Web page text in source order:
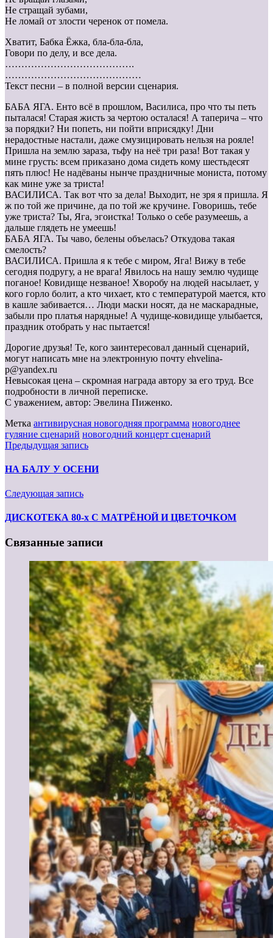
Не стращай зубами,
Не ломай от злости черенок от помела.
Хватит, Бабка Ёжка, бла-бла-бла,
Говори по делу, и все дела.
………………………………….
……………………………………
Текст песни – в полной версии сценария.
БАБА ЯГА. Енто всё в прошлом, Василиса, про что ты петь
пыталася! Старая жисть за чертою осталася! А таперича – что
за порядки? Ни попеть, ни пойти вприсядку! Дни
нерадостные настали, даже смузицировать нельзя на рояле!
Пришла на землю зараза, тьфу на неё три раза! Вот такая у
мине грусть: всем приказано дома сидеть кому шестьдесят
пять плюс! Не надёваны нынче праздничные мониста, потому
как мине уже за триста!
ВАСИЛИСА. Так вот что за дела! Выходит, не зря я пришла. Я
ж по той же причине, да по той же кручине. Говоришь, тебе
уже триста? Ты, Яга, эгоистка! Только о себе разумеешь, а
дальше глядеть не умеешь!
БАБА ЯГА. Ты чаво, белены объелась? Откудова такая
смелость?
ВАСИЛИСА. Пришла я к тебе с миром, Яга! Вижу в тебе
сегодня подругу, а не врага! Явилось на нашу землю чудище
поганое! Ковидище незваное! Хворобу на людей насылает, у
кого горло болит, а кто чихает, кто с температурой мается, кто
в кашле забивается… Люди маски носят, да не маскарадные,
забыли про платья нарядные! А чудище-ковидище улыбается,
праздник отобрать у нас пытается!
Дорогие друзья! Те, кого заинтересовал данный сценарий,
могут написать мне на электронную почту ehvelina-
p@yandex.ru
Невысокая цена – скромная награда автору за его труд. Все
подробности в личной переписке.
С уважением, автор: Эвелина Пиженко.
Метка антивирусная новогодняя программа новогоднее
гуляние сценарий новогодний концерт сценарий
Предыдущая запись
НА БАЛУ У ОСЕНИ
Следующая запись
ДИСКОТЕКА 80-х С МАТРЁНОЙ И ЦВЕТОЧКОМ
Связанные записи